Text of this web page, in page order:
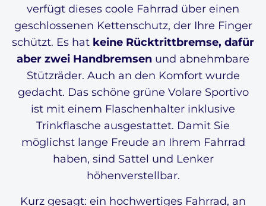
verfügt dieses coole Fahrrad über einen
geschlossenen Kettenschutz, der Ihre Finger
schützt. Es hat keine Rücktrittbremse, dafür
aber zwei Handbremsen und abnehmbare
Stützräder. Auch an den Komfort wurde
gedacht. Das schöne grüne Volare Sportivo
ist mit einem Flaschenhalter inklusive
Trinkflasche ausgestattet. Damit Sie
möglichst lange Freude an Ihrem Fahrrad
haben, sind Sattel und Lenker
höhenverstellbar.
Kurz gesagt: ein hochwertiges Fahrrad, an